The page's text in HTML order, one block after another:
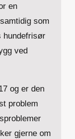
en
som
hundefrisør
ved
og er den
problem
gjerne om